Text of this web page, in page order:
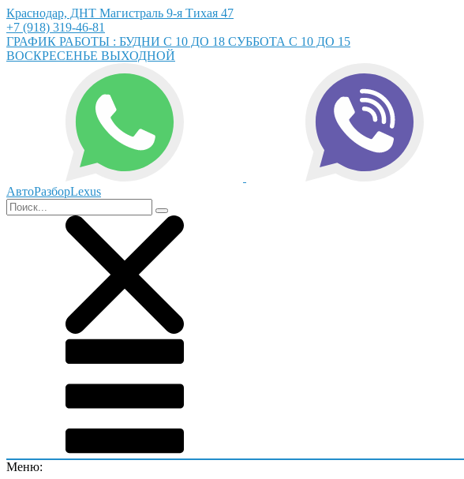
Краснодар, ДНТ Магистраль 9-я Тихая 47
+7 (918) 319-46-81
ГРАФИК РАБОТЫ : БУДНИ С 10 ДО 18 СУББОТА С 10 ДО 15
ВОСКРЕСЕНЬЕ ВЫХОДНОЙ
АвтоРазборLexus
Меню: